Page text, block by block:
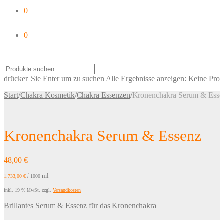
0
0
drücken Sie Enterum zu suchen Alle Ergebnisse anzeigen: Keine
Start/Chakra Kosmetik/Chakra Essenzen/Kronenchakra Serum &
Kronenchakra Serum & Essenz
48,00 €
1.733,00 € / 1000 ml
inkl. 19 % MwSt. zzgl. Versandkosten
Brillantes Serum & Essenz für das Kronenchakra